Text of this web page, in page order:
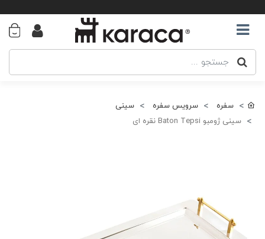
سفره سرویس سفره
سینی
سینی ژومبو Baton Tepsi نقره ای